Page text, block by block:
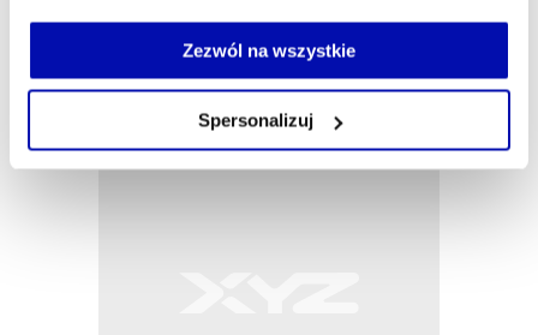
Jeżeli nie wyrażasz zgody na zapisywanie plików cookie,
możesz łatwo zarządzać swoimi uprawnieniami, np. we
własnej przeglądarce internetowej lub po wybraniu opcji
Zezwól na wszystkie
Spersonalizuj